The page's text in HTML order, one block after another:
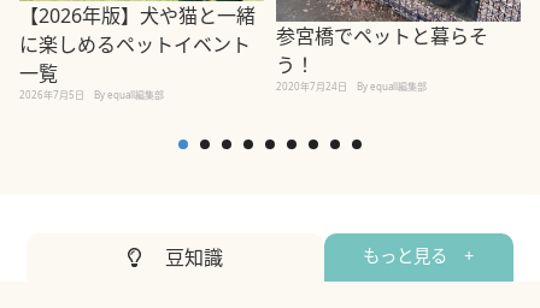
【2026年版】犬や猫と一緒
に楽しめるペットイベント
一覧
2026年7月5日 By equall編集部
参宮橋でペットと暮らそ
う！
2020年7月24日 By equall編集部
豆知識 もっと見る +